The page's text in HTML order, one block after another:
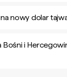
nowy dolar
Bośni i